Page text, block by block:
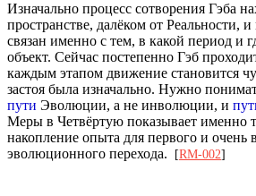
Изначально процесс сотворения Гэба
пространстве, далёком от Реальности, и
связан именно с тем, в какой период и
объект. Сейчас постепенно Гэб
каждым этапом движение становится
застоя была изначально. Нужно
пути Эволюции, а не инволюции, и
Меры в Четвёртую показывает именно
накопление опыта для первого и очень
эволюционного перехода.
[RM-002]